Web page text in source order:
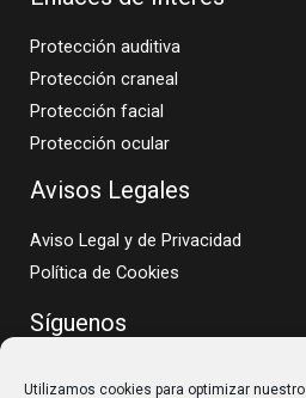
Utilizamos cookies para optimizar
Protección auditiva
Protección craneal
Protección facial
Protección ocular
Avisos Legales
Aviso Legal y de Privacidad
Política de Cookies
Síguenos